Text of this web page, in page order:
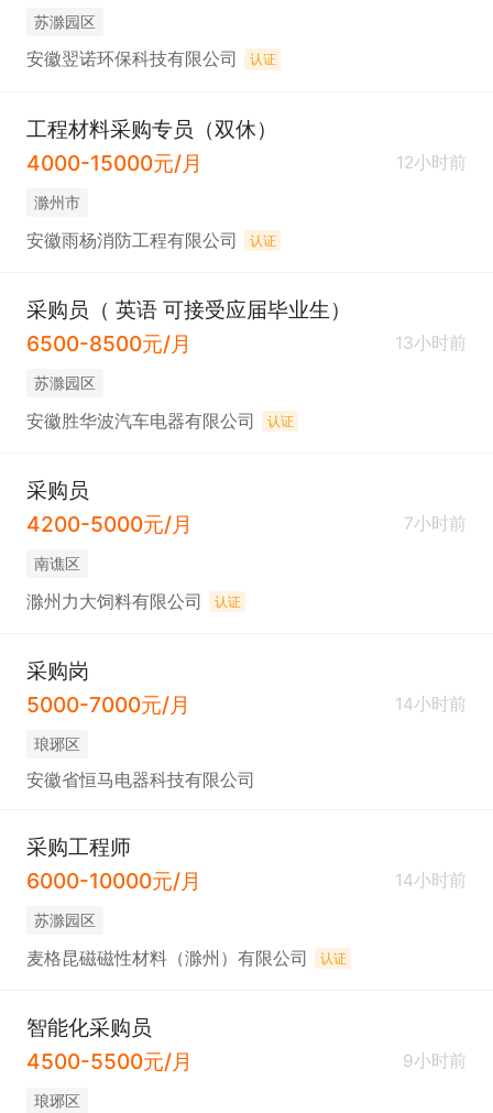
苏滁园区
安徽翌诺环保科技有限公司 认证
工程材料采购专员（双休）
4000-15000元/月
12小时前
滁州市
安徽雨杨消防工程有限公司 认证
采购员（ 英语 可接受应届毕业生）
6500-8500元/月
13小时前
苏滁园区
安徽胜华波汽车电器有限公司 认证
采购员
4200-5000元/月
7小时前
南谯区
滁州力大饲料有限公司 认证
采购岗
5000-7000元/月
14小时前
琅琊区
安徽省恒马电器科技有限公司
采购工程师
6000-10000元/月
14小时前
苏滁园区
麦格昆磁磁性材料（滁州）有限公司 认证
智能化采购员
4500-5500元/月
9小时前
琅琊区